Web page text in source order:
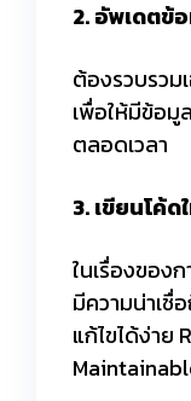
2. อัพเดตข้
ต้องรวบรวม
เพื่อให้มีข้อ
ตลอดเวลา
3. เขียนโค้ด
ในเรื่องของ
มีความน่าเชื่
แก้ไขได้ง่าย